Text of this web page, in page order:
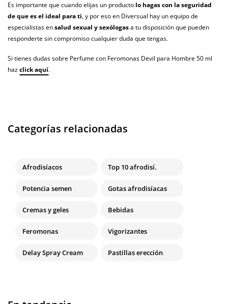
Es importante que cuando elijas un producto lo hagas con la seguridad
de que es el ideal para ti, y por eso en Diversual hay un equipo de
especialistas ensalud sexual y sexólogasa tu disposición que pueden
responderte sin compromiso cualquier duda que tengas.
Si tienes dudas sobre Perfume con Feromonas Devil para Hombre 50 ml
hazclick aquí.
Categorías relacionadas
Afrodisíacos Top 10 afrodisí.
Potencia semen Gotas afrodisíacas
Cremas y geles Bebidas
Feromonas Vigorizantes
Delay Spray Cream Pastillas erección